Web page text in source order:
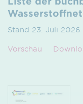
Stand 23. Juli 2026
Vorschau